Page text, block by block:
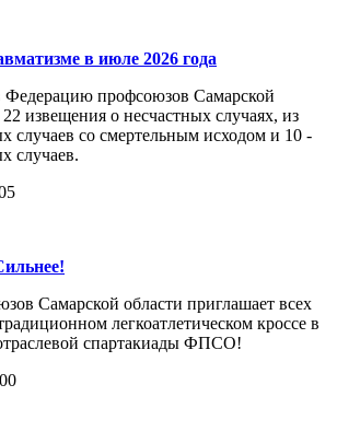
в июле 2026 года
Федерацию профсоюзов Самарской
извещения о несчастных случаях, из
случаев со смертельным исходом и 10 -
случаев.
Самарской области приглашает всех
легкоатлетическом кроссе в
спартакиады ФПСО!